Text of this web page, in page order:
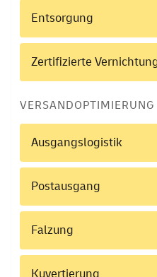
Entsorgung
Zertifizierte
VERSANDOPTIMIERUNG
Ausgangslogistik
Postausgang
Falzung
Kuvertierung